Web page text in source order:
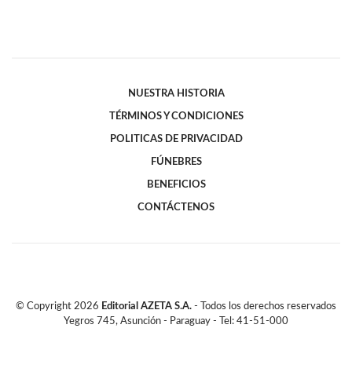
NUESTRA HISTORIA
TÉRMINOS Y CONDICIONES
POLITICAS DE PRIVACIDAD
FÚNEBRES
BENEFICIOS
CONTÁCTENOS
© Copyright 2026 Editorial AZETA S.A. - Todos los derechos reservados
Yegros 745, Asunción - Paraguay - Tel: 41-51-000